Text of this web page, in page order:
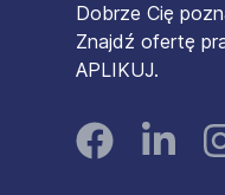
Dobrze Cię
Znajdź ofertę
APLIKUJ.
FacebookLinked In